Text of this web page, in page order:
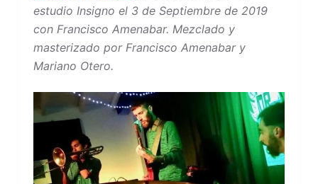
estudio Insigno el 3 de Septiembre de 2019
con Francisco Amenabar. Mezclado y
masterizado por Francisco Amenabar y
Mariano Otero.